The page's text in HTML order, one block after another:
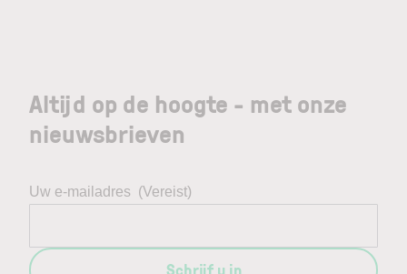
Altijd op de hoogte - met onze
nieuwsbrieven
Uw e-mailadres (Vereist)
Schrijf u in